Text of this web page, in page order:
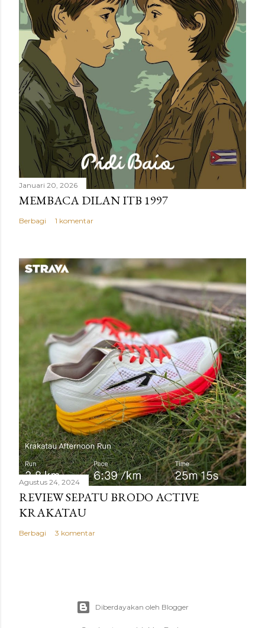
Januari 20, 2026
MEMBACA DILAN ITB 1997
Berbagi 1 komentar
Agustus 24, 2024
REVIEW SEPATU BRODO ACTIVE
KRAKATAU
Berbagi 3 komentar
Diberdayakan oleh Blogger